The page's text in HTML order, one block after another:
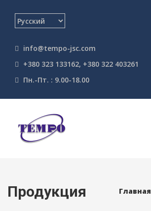
info@tempo-jsc.com
+380 323 133162, +380 322 403261
Пн.-Пт. : 9.00-18.00
Продукция Главная